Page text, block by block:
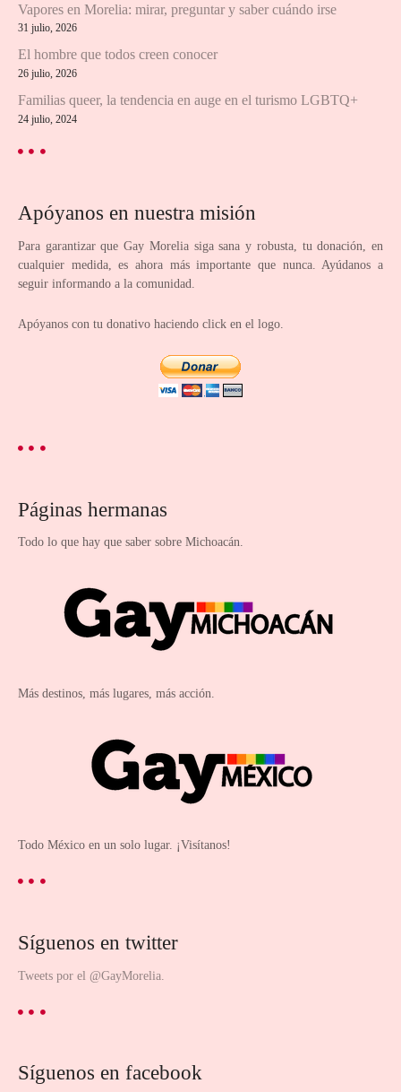
Vapores en Morelia: mirar, preguntar y saber cuándo irse
31 julio, 2026
El hombre que todos creen conocer
26 julio, 2026
Familias queer, la tendencia en auge en el turismo LGBTQ+
24 julio, 2024
Apóyanos en nuestra misión
Para garantizar que Gay Morelia siga sana y robusta, tu donación, en
cualquier medida, es ahora más importante que nunca. Ayúdanos a
seguir informando a la comunidad.
Apóyanos con tu donativo haciendo click en el logo.
Páginas hermanas
Todo lo que hay que saber sobre Michoacán.
Más destinos, más lugares, más acción.
Todo México en un solo lugar. ¡Visítanos!
Síguenos en twitter
Tweets por el @GayMorelia.
Síguenos en facebook